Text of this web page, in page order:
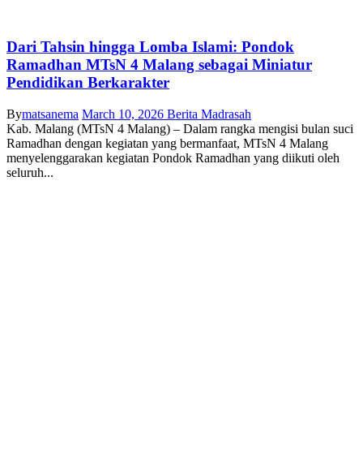
Dari Tahsin hingga Lomba Islami: Pondok
Ramadhan MTsN 4 Malang sebagai Miniatur
Pendidikan Berkarakter
Bymatsanema March 10, 2026 Berita Madrasah
Kab. Malang (MTsN 4 Malang) – Dalam rangka mengisi bulan suci
Ramadhan dengan kegiatan yang bermanfaat, MTsN 4 Malang
menyelenggarakan kegiatan Pondok Ramadhan yang diikuti oleh
seluruh...